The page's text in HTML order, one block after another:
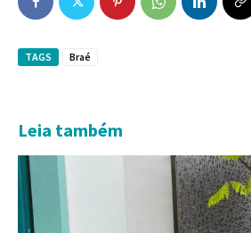
TAGS Braé
Leia também